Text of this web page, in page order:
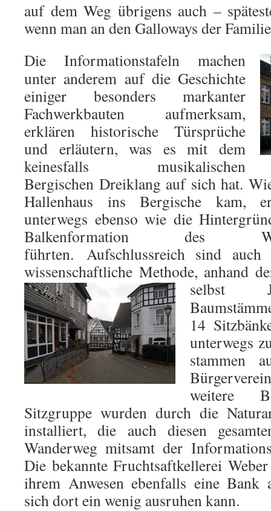
auf dem Weg übrigens auch –
wenn man an den Galloways der
Die Informationstafeln machen
unter anderem auf die Geschichte
einiger besonders markanter
Fachwerkbauten aufmerksam,
erklären historische Türsprüche
und erläutern, was es mit dem
keinesfalls musikalischen
Bergischen Dreiklang auf sich hat.
Hallenhaus ins Bergische kam,
unterwegs ebenso wie die
Balkenformation des
führten. Aufschlussreich sind
wissenschaftliche Methode, anhand
selbst
14
unterwegs
stammen
weitere
Sitzgruppe wurden durch die
installiert, die auch diesen
Wanderweg mitsamt der
Die bekannte Fruchtsaftkellerei
ihrem Anwesen ebenfalls eine Bank
sich dort ein wenig ausruhen kann.